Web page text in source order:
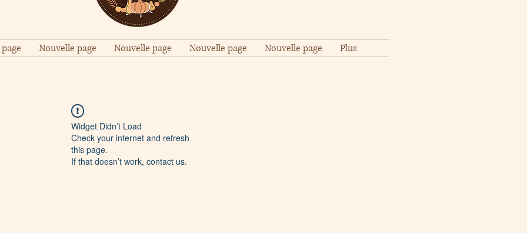
Nouvelle page Nouvelle page Nouvelle page Nouvelle page Plus
Widget Didn’t Load
Check your internet and refresh
this page.
If that doesn’t work, contact us.